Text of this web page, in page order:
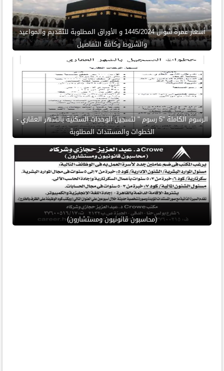
أسعار عمرة شوال 1445/2024 و الأوراق المطلوبة للتقديم والمواعيد
والشروط وكافة التفاصيل
الرسوم الكاملة "5 رسوم " لتسجيل الوحدات السكنية بالشهر العقاري -
الخطوات والمستندات المطلوبة
(محاسبون قانونيون ومستشارون)